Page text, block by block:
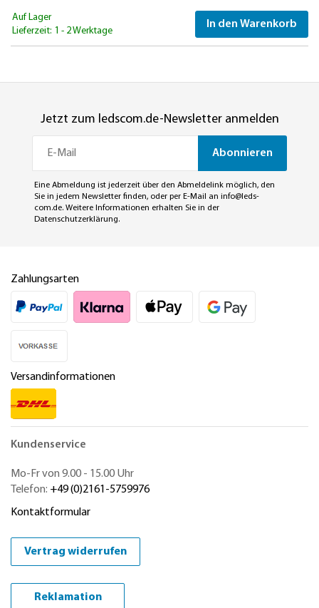
Auf Lager
Lieferzeit: 1 - 2 Werktage
In den Warenkorb
Jetzt zum ledscom.de-Newsletter anmelden
Abonnieren
Eine Abmeldung ist jederzeit über den Abmeldelink möglich, den
Sie in jedem Newsletter finden, oder per E-Mail an info@leds-
com.de. Weitere Informationen erhalten Sie in der
Datenschutzerklärung.
Zahlungsarten
Versandinformationen
Kundenservice
Mo-Fr von 9.00 - 15.00 Uhr
Telefon: +49 (0)2161-5759976
Kontaktformular
Vertrag widerrufen
Reklamation